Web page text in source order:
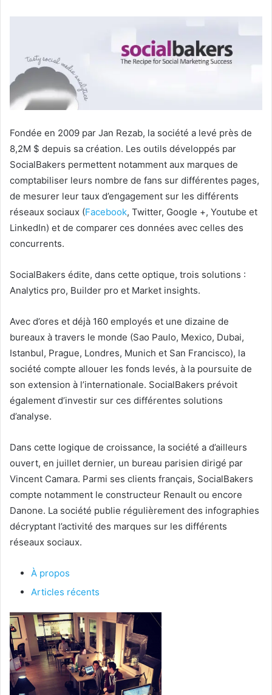
Fondée en 2009 par Jan Rezab, la société a levé près de
8,2M $ depuis sa création. Les outils développés par
SocialBakers permettent notamment aux marques de
comptabiliser leurs nombre de fans sur différentes pages,
de mesurer leur taux d’engagement sur les différents
réseaux sociaux (Facebook, Twitter, Google +, Youtube et
LinkedIn) et de comparer ces données avec celles des
concurrents.
SocialBakers édite, dans cette optique, trois solutions :
Analytics pro, Builder pro et Market insights.
Avec d’ores et déjà 160 employés et une dizaine de
bureaux à travers le monde (Sao Paulo, Mexico, Dubai,
Istanbul, Prague, Londres, Munich et San Francisco), la
société compte allouer les fonds levés, à la poursuite de
son extension à l’internationale. SocialBakers prévoit
également d’investir sur ces différentes solutions
d’analyse.
Dans cette logique de croissance, la société a d’ailleurs
ouvert, en juillet dernier, un bureau parisien dirigé par
Vincent Camara. Parmi ses clients français, SocialBakers
compte notamment le constructeur Renault ou encore
Danone. La société publie régulièrement des infographies
décryptant l’activité des marques sur les différents
réseaux sociaux.
À propos
Articles récents